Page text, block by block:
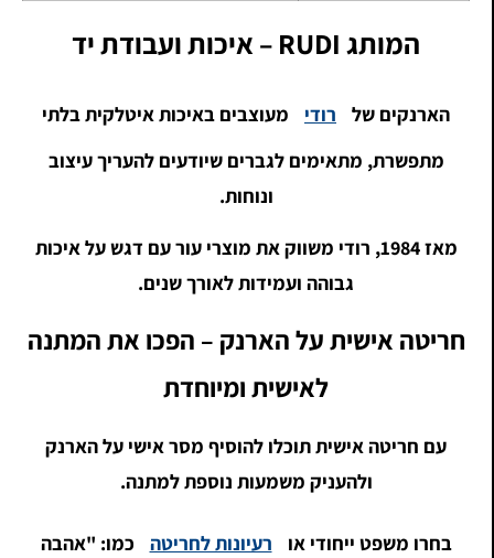
המותג RUDI – איכות ועבודת יד
הארנקים של רודי
מעוצבים באיכות איטלקית בלתי
מתפשרת, מתאימים לגברים שיודעים להעריך עיצוב
ונוחות.
מאז 1984, רודי משווק את מוצרי עור עם דגש על איכות
גבוהה ועמידות לאורך שנים.
חריטה אישית על הארנק – הפכו את המתנה
לאישית ומיוחדת
עם חריטה אישית תוכלו להוסיף מסר אישי על הארנק
ולהעניק משמעות נוספת למתנה.
בחרו משפט ייחודי או רעיונות לחריטה
כמו: "אהבה